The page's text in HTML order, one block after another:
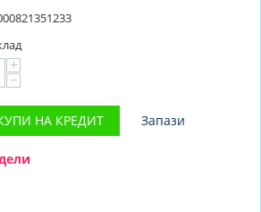
+
−
НА КРЕДИТ Запази